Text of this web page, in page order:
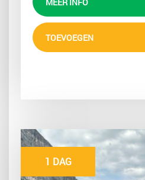
TOEVOEGEN
1 DAG